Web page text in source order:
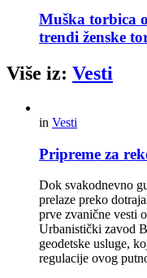
Muška torbica
trendi ženske
Više iz: Vesti
in Vesti
Pripreme za
Dok svakodnevno
prelaze preko
prve zvanične vesti
Urbanistički zavod
geodetske usluge,
regulacije ovog